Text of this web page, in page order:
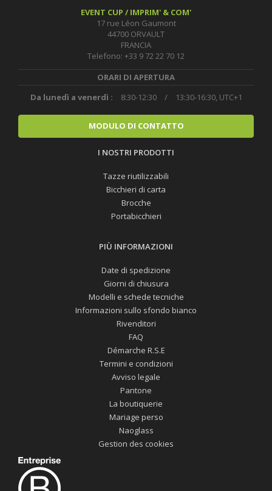
EVENT CUP / IMPRIM' & COM'
17 rue Léon Gaumont
44700 ORVAULT
FRANCIA
Telefono: +33 9 72 22 70 12
ORARI DI APERTURA
Da lunedì a venerdì :
8:30-12:30 / 13:30-16:30, UTC+1
MODULO DI CONTATTO
I NOSTRI PRODOTTI
Tazze riutilizzabili
Bicchieri di carta
Brocche
Portabicchieri
PIÙ INFORMAZIONI
Date di spedizione
Giorni di chiusura
Modelli e schede tecniche
Informazioni sullo sfondo bianco
Rivenditori
FAQ
Démarche R.S.E
Termini e condizioni
Avviso legale
Pantone
La boutiquerie
Mariage perso
Naoglass
Gestion des cookies